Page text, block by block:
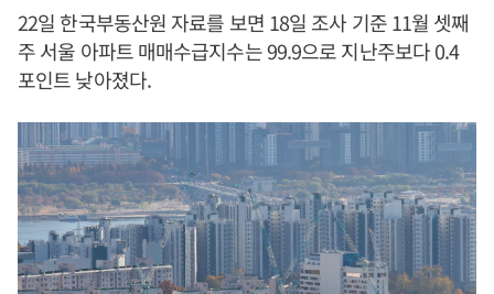
22일 한국부동산원 자료를 보면 18일 조사 기준 11월 셋째
주 서울 아파트 매매수급지수는 99.9으로 지난주보다 0.4
포인트 낮아졌다.